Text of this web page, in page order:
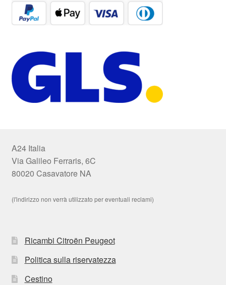
A24 Italia
Via Galileo Ferraris, 6C
80020 Casavatore NA
(l'indirizzo non verrà utilizzato per eventuali reclami)
Ricambi Citroën Peugeot
Politica sulla riservatezza
Cestino